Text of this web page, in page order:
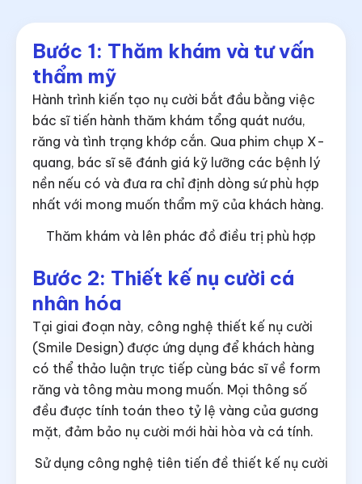
Bước 1: Thăm khám và tư vấn
thẩm mỹ
Hành trình kiến tạo nụ cười bắt đầu bằng việc
bác sĩ tiến hành thăm khám tổng quát nướu,
răng và tình trạng khớp cắn. Qua phim chụp X-
quang, bác sĩ sẽ đánh giá kỹ lưỡng các bệnh lý
nền nếu có và đưa ra chỉ định dòng sứ phù hợp
nhất với mong muốn thẩm mỹ của khách hàng.
Thăm khám và lên phác đồ điều trị phù hợp
Bước 2: Thiết kế nụ cười cá
nhân hóa
Tại giai đoạn này, công nghệ thiết kế nụ cười
(Smile Design) được ứng dụng để khách hàng
có thể thảo luận trực tiếp cùng bác sĩ về form
răng và tông màu mong muốn. Mọi thông số
đều được tính toán theo tỷ lệ vàng của gương
mặt, đảm bảo nụ cười mới hài hòa và cá tính.
Sử dụng công nghệ tiên tiến đề thiết kế nụ cười